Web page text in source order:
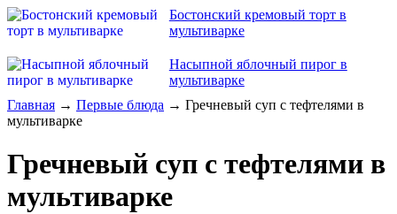
Бостонский кремовый торт в
мультиварке
Насыпной яблочный пирог в
мультиварке
Главная → Первые блюда → Гречневый суп с тефтелями в
мультиварке
Гречневый суп с тефтелями в
мультиварке